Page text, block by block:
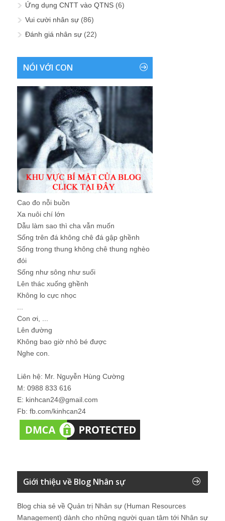
Ứng dụng CNTT vào QTNS (6)
Vui cười nhân sự (86)
Đánh giá nhân sự (22)
NÓI VỚI CON
Cao đo nỗi buồn
Xa nuôi chí lớn
Dẫu làm sao thì cha vẫn muốn
Sống trên đá không chê đá gập ghềnh
Sống trong thung không chê thung nghèo
đói
Sống như sông như suối
Lên thác xuống ghềnh
Không lo cực nhọc
Con ơi, ...
Lên đường
Không bao giờ nhỏ bé được
Nghe con.
Liên hệ: Mr. Nguyễn Hùng Cường
M: 0988 833 616
E: kinhcan24@gmail.com
Fb: fb.com/kinhcan24
Giới thiệu về Blog Nhân sự
Blog chia sẻ về Quản trị Nhân sự (Human Resources
Management) dành cho những người quan tâm tới Nhân sự